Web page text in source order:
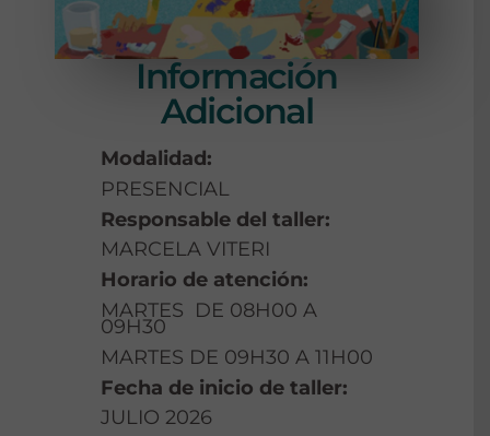
Información
Adicional
Modalidad:
PRESENCIAL
Responsable del taller:
MARCELA VITERI
Horario de atención:
MARTES DE 08H00 A
09H30
MARTES DE 09H30 A 11H00
Fecha de inicio de taller:
JULIO 2026